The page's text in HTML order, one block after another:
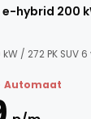
hybrid 200
/ 272 PK SUV 6
Automaat